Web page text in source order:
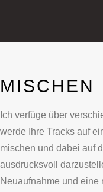
MISCHEN
Ich verfüge über
werde Ihre Tracks auf
mischen und dabei auf
ausdrucksvoll
Neuaufnahme und eine